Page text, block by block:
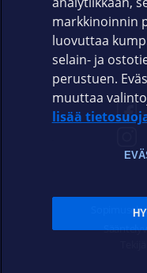
markkinoinnin
luovuttaa
selain- ja
perustuen.
muuttaa
lisää